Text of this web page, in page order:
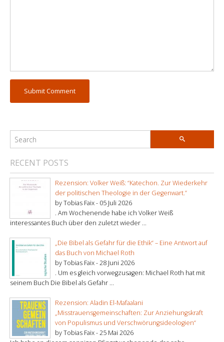
RECENT POSTS
Rezension: Volker Weiß: “Katechon. Zur Wiederkehr
der politischen Theologie in der Gegenwart.”
by Tobias Faix - 05 Juli 2026
. Am Wochenende habe ich Volker Weiß
interessantes Buch über den zuletzt wieder ...
„Die Bibel als Gefahr für die Ethik“ – Eine Antwort auf
das Buch von Michael Roth
by Tobias Faix -28 Juni 2026
. Um es gleich vorwegzusagen: Michael Roth hat mit
seinem Buch Die Bibel als Gefahr ...
Rezension: Aladin El-Mafaalani
„Misstrauensgemeinschaften: Zur Anziehungskraft
von Populismus und Verschwörungsideologien“
by Tobias Faix -25 Mai 2026